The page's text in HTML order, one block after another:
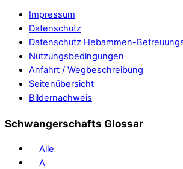
Impressum
Datenschutz
Datenschutz Hebammen-
Nutzungsbedingungen
Anfahrt / Wegbeschreibung
Seitenübersicht
Bildernachweis
Schwangerschafts Glossar
Alle
A